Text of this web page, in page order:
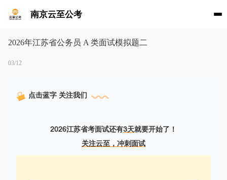
南京云至公考
2026年江苏省公务员 A 类面试模拟题二
03/12
点击蓝字 关注我们
2026江苏省考面试还有3天就要开始了！
关注云至，冲刺面试